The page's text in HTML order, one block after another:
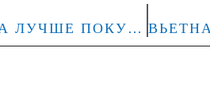
ВЬЕТНАМ НА АВГУСТ 2026: КОГДА ЛУЧШЕ ПОКУПАТЬ ТУР ЗАРАНЕЕ